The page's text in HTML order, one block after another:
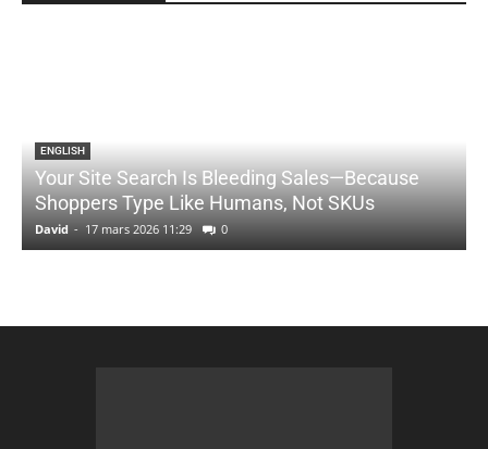
ENGLISH
Your Site Search Is Bleeding Sales—Because
Shoppers Type Like Humans, Not SKUs
David - 17 mars 2026 11:29 0